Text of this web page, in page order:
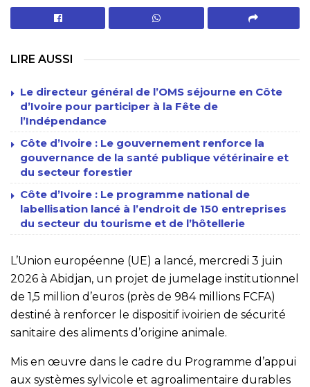
LIRE AUSSI
Le directeur général de l’OMS séjourne en Côte
d’Ivoire pour participer à la Fête de
l’Indépendance
Côte d’Ivoire : Le gouvernement renforce la
gouvernance de la santé publique vétérinaire et
du secteur forestier
Côte d’Ivoire : Le programme national de
labellisation lancé à l’endroit de 150 entreprises
du secteur du tourisme et de l’hôtellerie
L’Union européenne (UE) a lancé, mercredi 3 juin
2026 à Abidjan, un projet de jumelage institutionnel
de 1,5 million d’euros (près de 984 millions FCFA)
destiné à renforcer le dispositif ivoirien de sécurité
sanitaire des aliments d’origine animale.
Mis en œuvre dans le cadre du Programme d’appui
aux systèmes sylvicole et agroalimentaire durables